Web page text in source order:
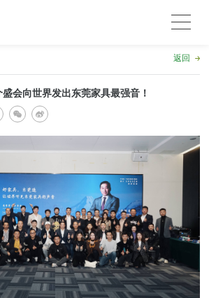
返回
会向世界发出东莞家具最强音！